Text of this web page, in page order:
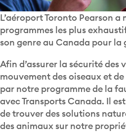
L’aéroport Toronto Pearson a
programmes les plus
son genre au Canada pour la
Afin d’assurer la sécurité des
mouvement des oiseaux et
par notre programme de la
avec Transports Canada. Il
de trouver des solutions
des animaux sur notre